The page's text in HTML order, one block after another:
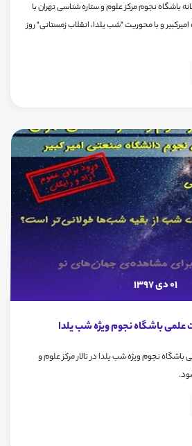
نجوم مرکز علوم و ستاره شناسی تهران با
و با محوریت "شب یلدا، انقلاب زمستانی" روز
01 دی 1397
باشگاه نجوم ویژه شب یلدا
نجوم ویژه شب یلدا در تالار مرکز علوم و